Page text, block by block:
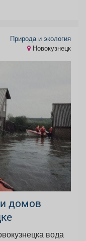
Природа и экология
Новокузнецк
домов
вода